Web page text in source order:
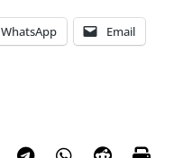
WhatsApp Email